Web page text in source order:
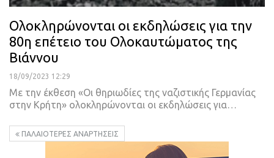
Ολοκληρώνονται οι εκδηλώσεις για την
80η επέτειο του Ολοκαυτώματος της
Βιάννου
18/09/2023 12:29
Με την έκθεση «Οι θηριωδίες της ναζιστικής Γερμανίας
στην Κρήτη» ολοκληρώνονται οι εκδηλώσεις για…
ΠΑΛΑΙΌΤΕΡΕΣ ΑΝΑΡΤΉΣΕΙΣ